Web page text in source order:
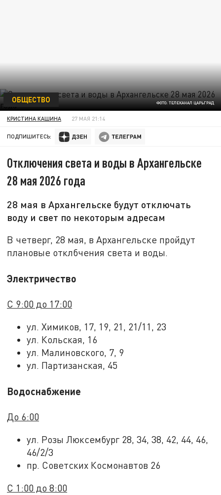
ФОТО: ТЕЛЕКАНАЛ ЦАРЬГРАД
ОБЩЕСТВО
КРИСТИНА КАШИНА 27 МАЯ 21:14
ПОДПИШИТЕСЬ:
Отключения света и воды в Архангельске
28 мая 2026 года
28 мая в Архангельске будут отключать
воду и свет по некоторым адресам
В четверг, 28 мая, в Архангельске пройдут
плановые отклбчения света и воды.
Электричество
С 9:00 до 17:00
ул. Химиков, 17, 19, 21, 21/11, 23
ул. Кольская, 16
ул. Малиновского, 7, 9
ул. Партизанская, 45
Водоснабжение
До 6:00
ул. Розы Люксембург 28, 34, 38, 42, 44, 46,
46/2/3
пр. Советских Космонавтов 26
С 1:00 до 8:00